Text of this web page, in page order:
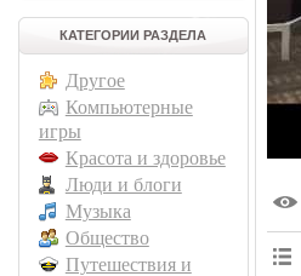
КАТЕГОРИИ РАЗДЕЛА
Другое
Компьютерные
игры
Красота и здоровье
Люди и блоги
Музыка
Общество
Путешествия и